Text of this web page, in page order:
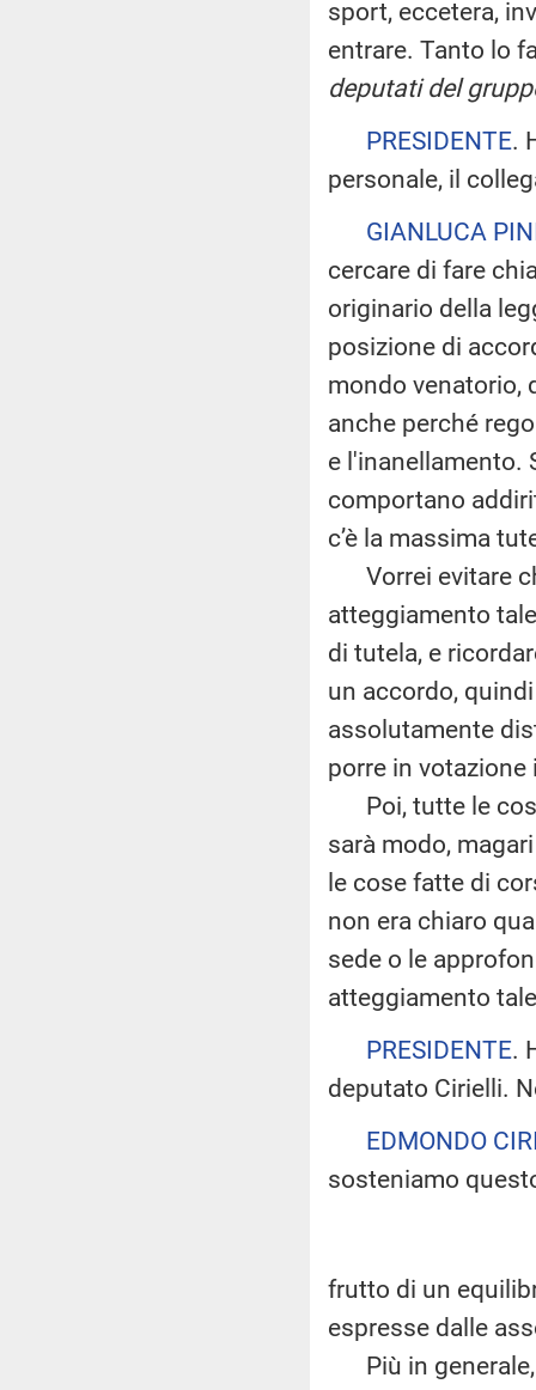
sport, eccetera,
entrare. Tanto lo
deputati del
PRESIDENTE.
personale, il
GIANLUCA
cercare di fare
originario della
posizione di
mondo venatorio,
anche perché
e l'inanellamento.
comportano
c’è la massima
Vorrei evitare
atteggiamento
di tutela, e
un accordo,
assolutamente
porre in
Poi, tutte le
sarà modo,
le cose fatte di
non era chiaro
sede o le
atteggiamento
PRESIDENTE.
deputato Cirielli.
EDMONDO
sosteniamo
frutto di un
espresse dalle
Più in generale,